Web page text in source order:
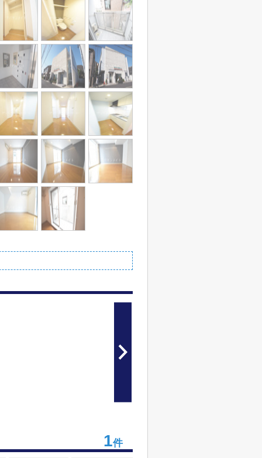
1件